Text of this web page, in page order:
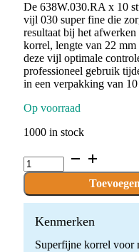
De 638W.030.RA x 10
vijl 030 super fine die
resultaat bij het
korrel, lengte van 22
deze vijl optimale
professioneel gebruik
in een verpakking van 10
Op voorraad
1000 in stock
638W.030.RA
x
stuks
quantity
Kenmerken
Superfijne korrel voor